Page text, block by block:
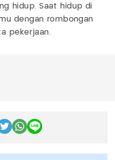
hidup. Saat hidup di
dengan rombongan
pekerjaan.